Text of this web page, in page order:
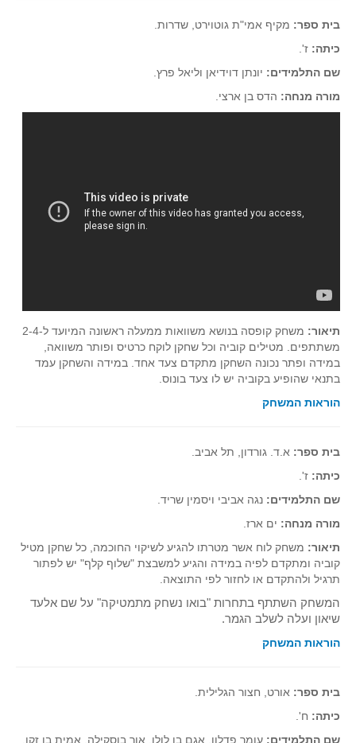
סטטיסטיקה והסתברות
פונקצית הישר
פונקציה מעריכית ולוגריתמית
נגזרות ואינטגרלים
קעירות ונקודות פיתול
בעקבות מבחנים
המלצות השבוע
מתנות קטנות
גאומטריה
משפט פיתגורס
שטחים פיצוחים
מצולעים
מרובעים
משולשים
המעגל פיצוחים
בית ספר: מקיף אמי"ת גוטוירט, שדרות.
כיתה: ז'.
שם התלמידים: יונתן דוידיאן וליאל פרץ.
מורה מנחה: הדס בן ארצי.
תיאור:
משחק קופסה בנושא משוואות ממעלה ראשונה המיועד ל-2-4
משתתפים. מטילים קוביה וכל שחקן לוקח כרטיס ופותר משוואה,
במידה ופתר נכונה השחקן מתקדם צעד אחד. במידה והשחקן עמד
בתנאי שהופיע בקוביה יש לו צעד בונוס.
הוראות המשחק
בית ספר: א.ד. גורדון, תל אביב.
כיתה: ז'.
שם התלמידים: נגה אביבי ויסמין שריד.
מורה מנחה: ים ארז.
תיאור: משחק לוח אשר מטרתו להגיע לשיקוי החוכמה, כל שחקן מטיל
קוביה ומתקדם לפיה במידה והגיע למשבצת "שלוף קלף" יש לפתור
תרגיל ולהתקדם או לחזור לפי התוצאה.
המשחק השתתף בתחרות "בואו נשחק מתמטיקה" על שם אלעד
שיאון ועלה לשלב הגמר.
הוראות המשחק
בית ספר: אורט, חצור הגלילית.
כיתה: ח'.
שם התלמידים: עומר פדלון, אגם בן לולו, אור בוסקילה, אמית בן זקן,